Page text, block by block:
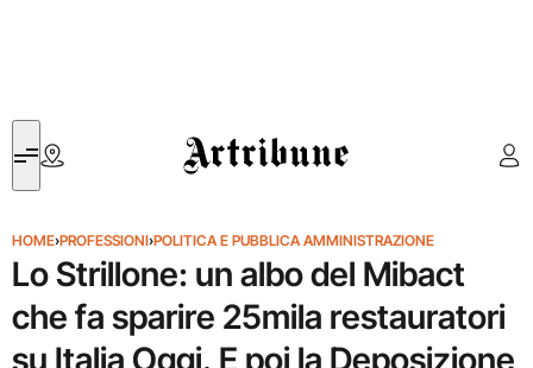
Artribune
HOME›PROFESSIONI›POLITICA E PUBBLICA AMMINISTRAZIONE
Lo Strillone: un albo del Mibact
che fa sparire 25mila restauratori
su Italia Oggi. E poi la Deposizione